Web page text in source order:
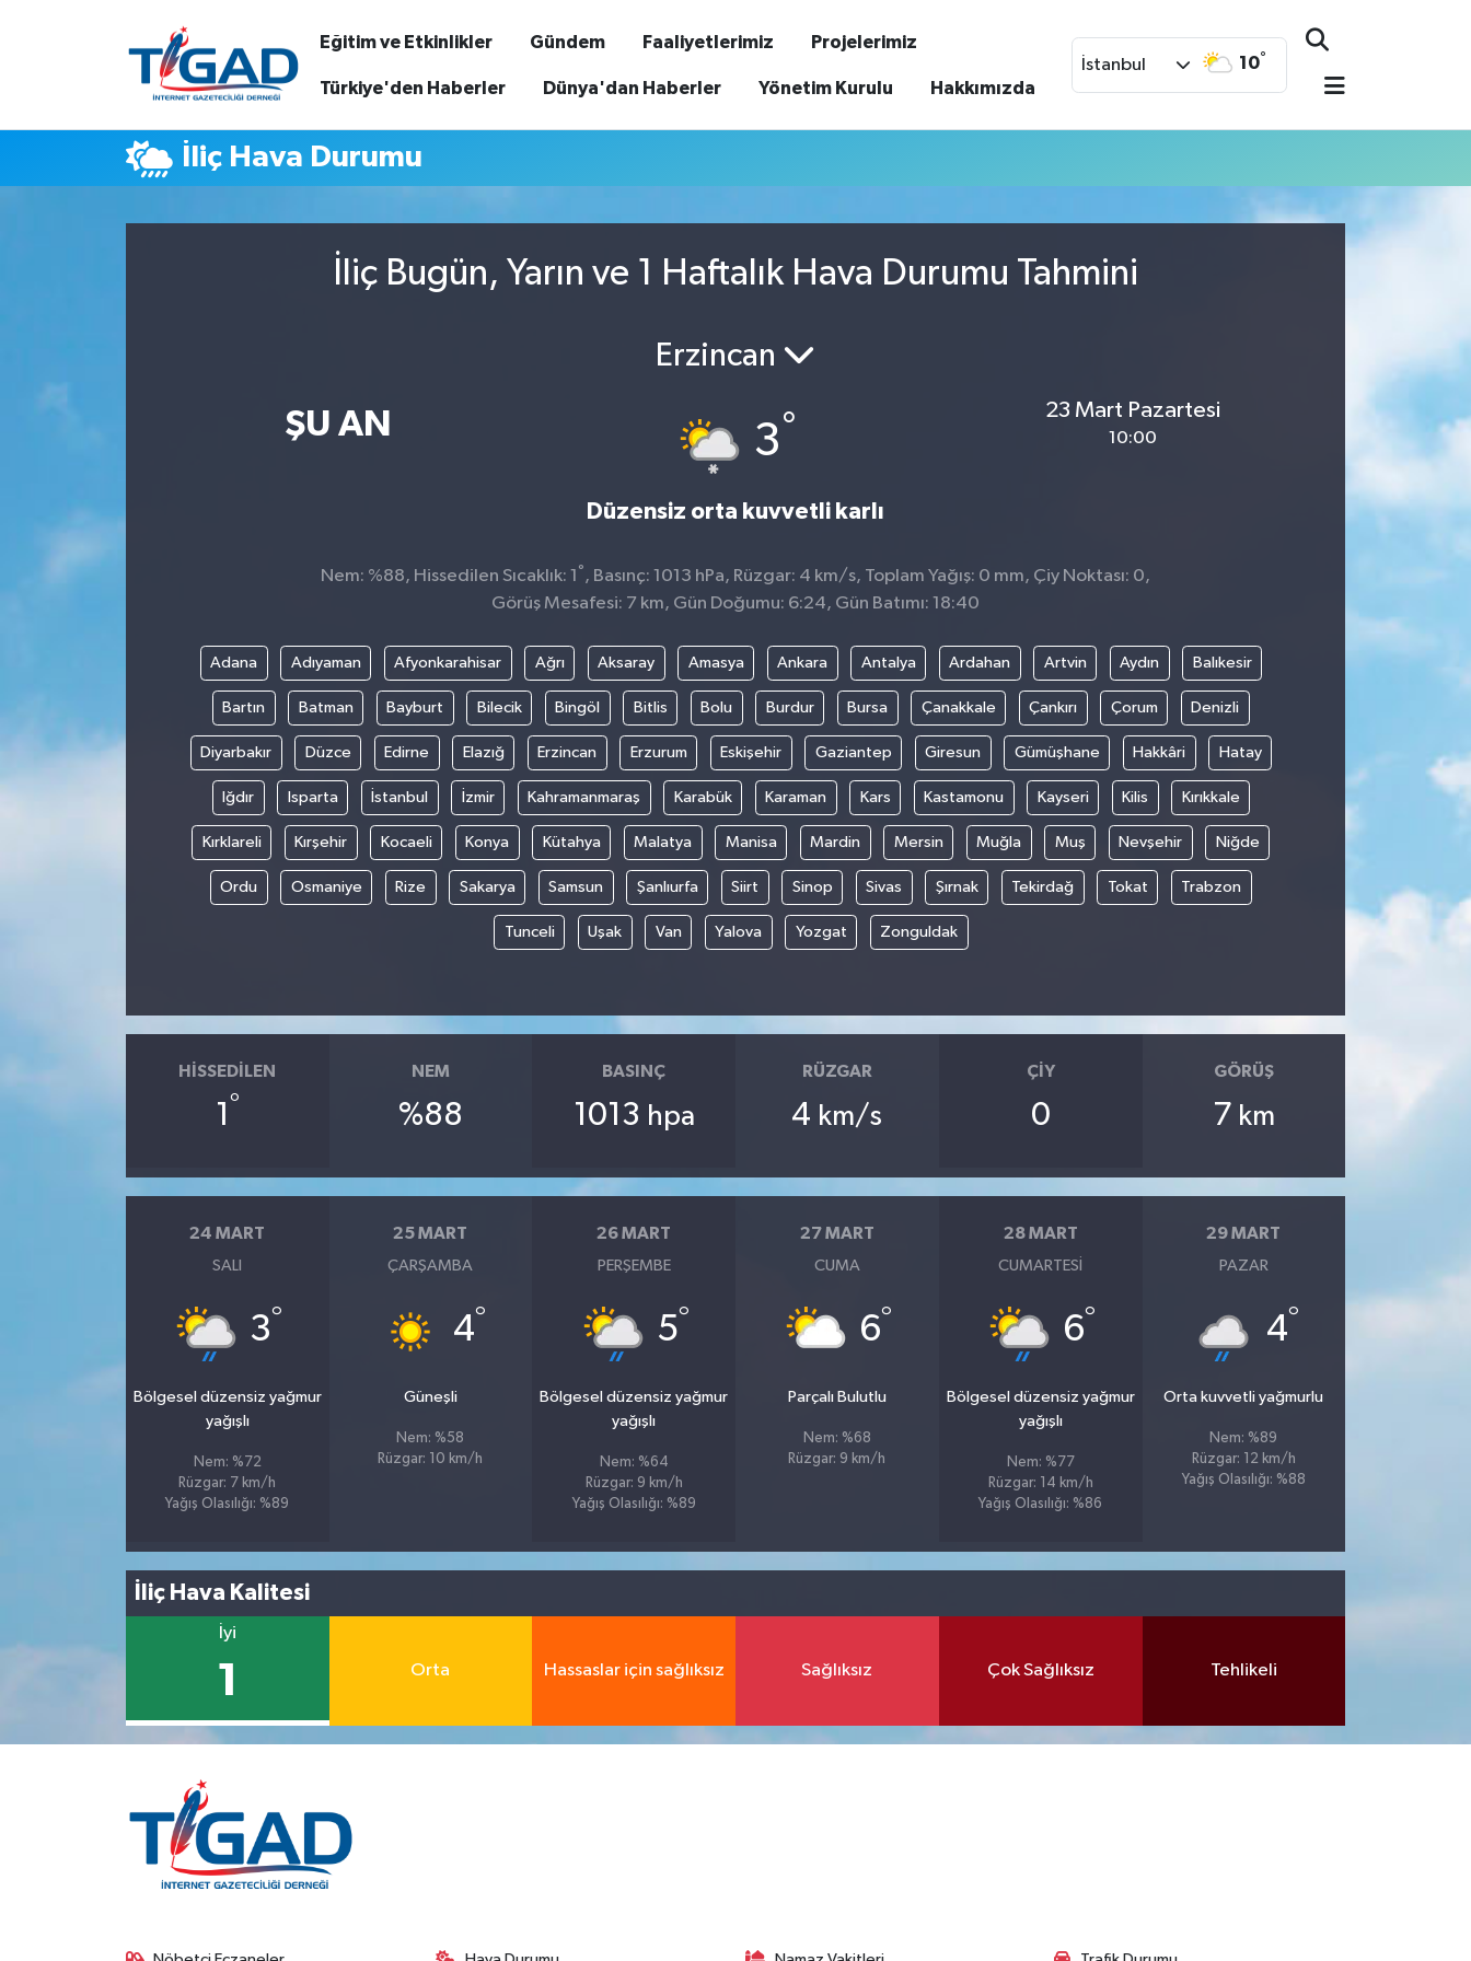
Eğitim ve Etkinlikler Gündem Faaliyetlerimiz Projelerimiz
Türkiye'den Haberler Dünya'dan Haberler Yönetim Kurulu Hakkımızda
İstanbul 10°
İliç Hava Durumu
İliç Bugün, Yarın ve 1 Haftalık Hava Durumu Tahmini
ŞU AN
Erzincan
3°
Düzensiz orta kuvvetli karlı
23 Mart Pazartesi
10:00
Nem: %88, Hissedilen Sıcaklık: 1 ° , Basınç: 1013 hPa, Rüzgar: 4 km/s, Toplam Yağış: 0 mm, Çiy Noktası: 0,
Görüş Mesafesi: 7 km, Gün Doğumu: 6:24, Gün Batımı: 18:40
Adana Adıyaman Afyonkarahisar Ağrı Aksaray Amasya Ankara Antalya Ardahan Artvin Aydın Balıkesir
Bartın Batman Bayburt Bilecik Bingöl Bitlis Bolu Burdur Bursa Çanakkale Çankırı Çorum Denizli
Diyarbakır Düzce Edirne Elazığ Erzincan Erzurum Eskişehir Gaziantep Giresun Gümüşhane Hakkâri Hatay
Iğdır Isparta İstanbul İzmir Kahramanmaraş Karabük Karaman Kars Kastamonu Kayseri Kilis Kırıkkale
Kırklareli Kırşehir Kocaeli Konya Kütahya Malatya Manisa Mardin Mersin Muğla Muş Nevşehir Niğde
Ordu Osmaniye Rize Sakarya Samsun Şanlıurfa Siirt Sinop Sivas Şırnak Tekirdağ Tokat Trabzon
Tunceli Uşak Van Yalova Yozgat Zonguldak
HISSEDILEN
1 °
NEM
%88
BASINÇ
1013 hpa
RÜZGAR
4 km/s
ÇIY
0
GÖRÜŞ
7 km
24 MART
SALI
3°
Bölgesel düzensiz yağmur
yağışlı
Nem: %72
Rüzgar: 7 km/h
Yağış Olasılığı: %89
25 MART
ÇARŞAMBA
4°
Güneşli
Nem: %58
Rüzgar: 10 km/h
26 MART
PERŞEMBE
5°
Bölgesel düzensiz yağmur
yağışlı
Nem: %64
Rüzgar: 9 km/h
Yağış Olasılığı: %89
27 MART
CUMA
6°
Parçalı Bulutlu
Nem: %68
Rüzgar: 9 km/h
28 MART
CUMARTESI
6°
Bölgesel düzensiz yağmur
yağışlı
Nem: %77
Rüzgar: 14 km/h
Yağış Olasılığı: %86
29 MART
PAZAR
4°
Orta kuvvetli yağmurlu
Nem: %89
Rüzgar: 12 km/h
Yağış Olasılığı: %88
İliç Hava Kalitesi
İyi
1 Orta Hassaslar için sağlıksız Sağlıksız Çok Sağlıksız Tehlikeli
Nöbetçi Eczaneler
Hava Durumu